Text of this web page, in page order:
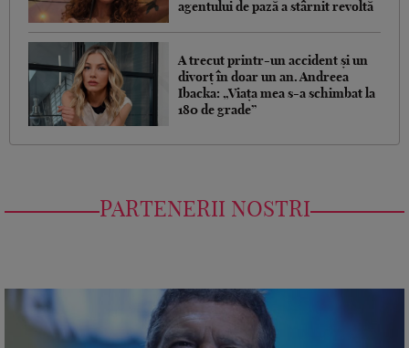
agentului de pază a stârnit revoltă
A trecut printr-un accident și un
divorț în doar un an. Andreea
Ibacka: „Viața mea s-a schimbat la
180 de grade”
PARTENERII NOSTRI